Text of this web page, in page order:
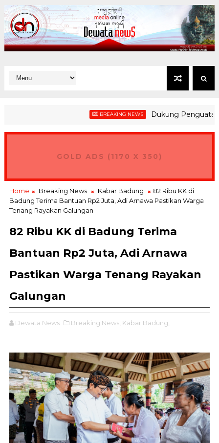
BREAKING NEWS Dukung Penguatan
GOLD ADS (1170 X 350)
Home Breaking News Kabar Badung
82 Ribu KK di
Badung Terima Bantuan Rp2 Juta, Adi Arnawa Pastikan Warga
Tenang Rayakan Galungan
82 Ribu KK di Badung Terima
Bantuan Rp2 Juta, Adi Arnawa
Pastikan Warga Tenang Rayakan
Galungan
Dewata News Breaking News, Kabar Badung,